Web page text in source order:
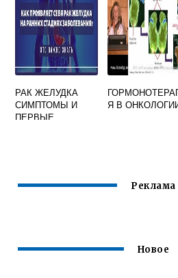
РАК ЖЕЛУДКА
СИМПТОМЫ И
ПЕРВЫЕ
Я В
Реклама
Новое